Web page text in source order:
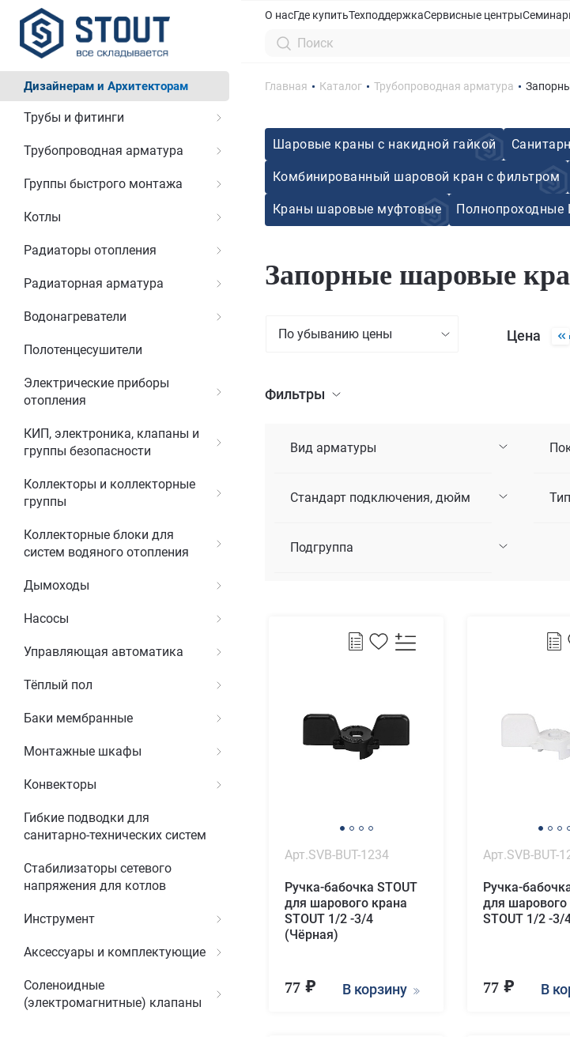
Дизайнерам и Архитекторам
Трубы и фитинги
Трубопроводная арматура
Группы быстрого монтажа
Котлы
Радиаторы отопления
Радиаторная арматура
Водонагреватели
Полотенцесушители
Электрические приборы
отопления
КИП, электроника, клапаны и
группы безопасности
Коллекторы и коллекторные
группы
Коллекторные блоки для
систем водяного отопления
Дымоходы
Насосы
Управляющая автоматика
Тёплый пол
Баки мембранные
Монтажные шкафы
Конвекторы
Гибкие подводки для
санитарно-технических систем
Стабилизаторы сетевого
напряжения для котлов
Инструмент
Аксессуары и комплектующие
Соленоидные
(электромагнитные) клапаны
О насГде купитьТехподдержкаСервисные центры
Главная Каталог Трубопроводная арматура
Шаровые краны с накидной гайкой
Комбинированный шаровой кран с фильтром
Краны шаровые муфтовые Полнопроходные
Запорные шаровые
По убыванию цены Цена
Фильтры
Вид арматуры
Стандарт подключения, дюйм
Подгруппа
Арт.SVB-BUT-1234
Ручка-бабочка STOUT
для шарового крана
STOUT 1/2 -3/4
(Чёрная)
77 В корзину
Арт.SVB-BUT-
Ручка-
для шарового
STOUT 1/2 -3/
77 В